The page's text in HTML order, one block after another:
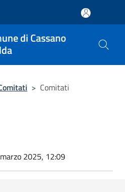
di Cassano
> Comitati
2025, 12:09